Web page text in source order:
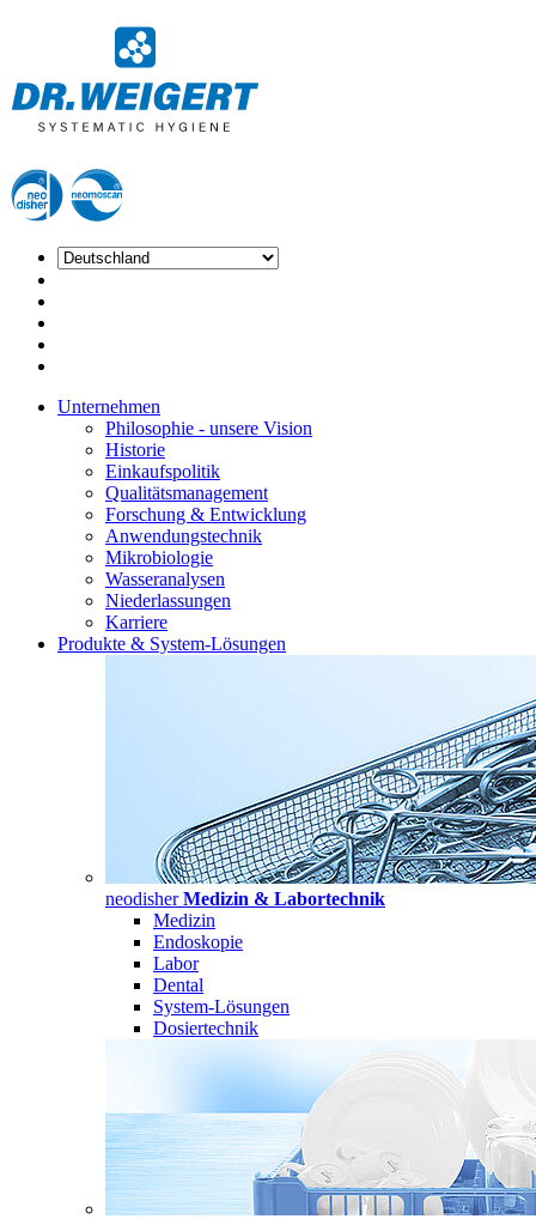
Unternehmen
Philosophie - unsere Vision
Historie
Einkaufspolitik
Qualitätsmanagement
Forschung & Entwicklung
Anwendungstechnik
Mikrobiologie
Wasseranalysen
Niederlassungen
Karriere
Produkte & System-Lösungen
neodisherMedizin & Labortechnik
Medizin
Endoskopie
Labor
Dental
System-Lösungen
Dosiertechnik